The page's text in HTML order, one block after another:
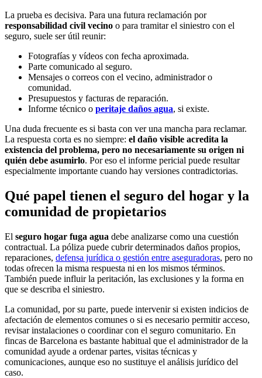
La prueba es decisiva. Para una futura reclamación por
responsabilidad civil vecino o para tramitar el siniestro con el
seguro, suele ser útil reunir:
Fotografías y vídeos con fecha aproximada.
Parte comunicado al seguro.
Mensajes o correos con el vecino, administrador o
comunidad.
Presupuestos y facturas de reparación.
Informe técnico o peritaje daños agua, si existe.
Una duda frecuente es si basta con ver una mancha para reclamar.
La respuesta corta es no siempre: el daño visible acredita la
existencia del problema, pero no necesariamente su origen ni
quién debe asumirlo. Por eso el informe pericial puede resultar
especialmente importante cuando hay versiones contradictorias.
Qué papel tienen el seguro del hogar y la
comunidad de propietarios
El seguro hogar fuga agua debe analizarse como una cuestión
contractual. La póliza puede cubrir determinados daños propios,
reparaciones, defensa jurídica o gestión entre aseguradoras, pero no
todas ofrecen la misma respuesta ni en los mismos términos.
También puede influir la peritación, las exclusiones y la forma en
que se describa el siniestro.
La comunidad, por su parte, puede intervenir si existen indicios de
afectación de elementos comunes o si es necesario permitir acceso,
revisar instalaciones o coordinar con el seguro comunitario. En
fincas de Barcelona es bastante habitual que el administrador de la
comunidad ayude a ordenar partes, visitas técnicas y
comunicaciones, aunque eso no sustituye el análisis jurídico del
caso.